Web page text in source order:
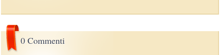
0 Commenti